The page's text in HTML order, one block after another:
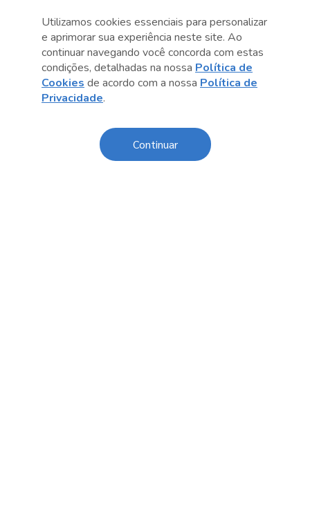
Anterior Próximo post
Utilizamos cookies essenciais para personalizar
e aprimorar sua experiência neste site. Ao
continuar navegando você concorda com estas
condições, detalhadas na nossa Política de
Cookies de acordo com a nossa Política de
Privacidade.
Continuar